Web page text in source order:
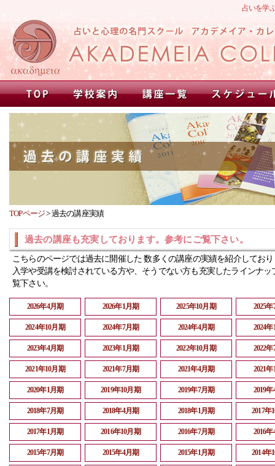
占いを学
TOPページ>過去の講座実績
過去の講座も充実しております。参考にご覧下さい。
こちらのページでは過去に開催した 数多くの講座の実績を紹介してお
入学や受講を検討されている方や、そうでない方も充実したラインナッ
覧下さい。
2026年4月期 2026年1月期 2025年10月期 2025
2024年10月期 2024年7月期 2024年4月期 2024
2023年4月期 2023年1月期 2022年10月期 2022
2021年10月期 2021年7月期 2021年4月期 2021
2020年1月期 2019年10月期 2019年7月期 2019
2018年7月期 2018年4月期 2018年1月期 2017年
2017年1月期 2016年10月期 2016年7月期 2016
2015年7月期 2015年4月期 2015年1月期 2014年